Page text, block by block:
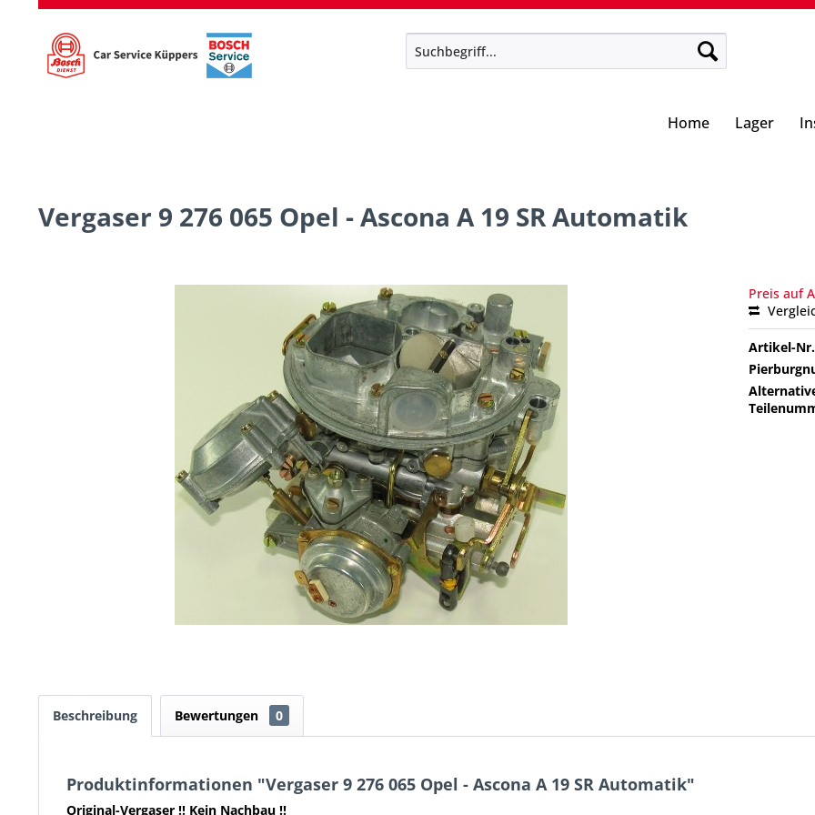
Home Lager
Vergaser 9 276 065 Opel - Ascona A 19 SR Automatik
Preis auf
Artikel-
Beschreibung Bewertungen 0
Produktinformationen "Vergaser 9 276 065 Opel - Ascona A 19 SR Automatik"
Original-Vergaser !! Kein Nachbau !!